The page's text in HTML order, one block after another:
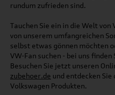
rundum zufrieden sind.
Tauchen Sie ein in die Welt von
von unserem umfangreichen
selbst etwas gönnen möchten
VW-Fan suchen - bei uns
Besuchen Sie jetzt unseren
zubehoer.de und entdecken
Volkswagen Produkten.